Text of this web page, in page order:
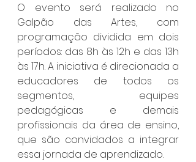
O evento será realizado no
Galpão das Artes, com
programação dividida em dois
períodos: das 8h às 12h e das 13h
às 17h. A iniciativa é direcionada a
educadores de todos os
segmentos, equipes
pedagógicas e demais
profissionais da área de ensino,
que são convidados a integrar
essa jornada de aprendizado.